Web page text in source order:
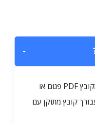
−
תיקון PDF מנסה לשחזר מידע מקובץ PDF פגום או
קובץ מתוקן עם